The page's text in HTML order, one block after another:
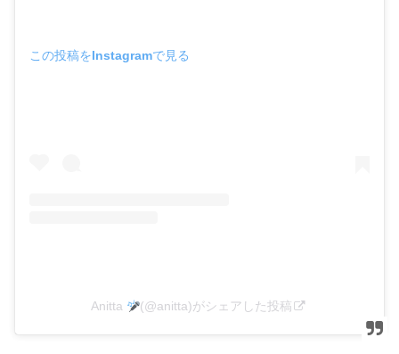
この投稿をInstagramで見る
Anitta (@anitta)がシェアした投稿